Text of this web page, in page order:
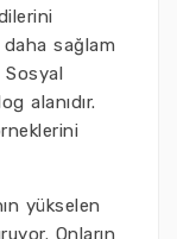
sağlam
Sosyal
alanıdır.
yükselen
Onların